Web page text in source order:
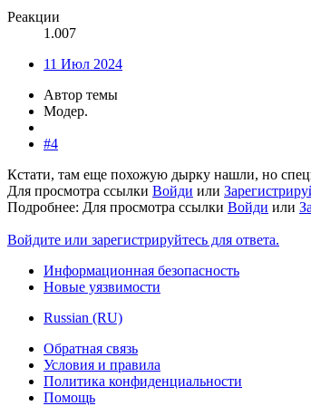
Реакции
1.007
11 Июл 2024
Автор темы
Модер.
#4
Кстати, там еще похожую дырку нашли, но
Для просмотра ссылки Войди или
Подробнее: Для просмотра ссылки Войди или
Войдите или зарегистрируйтесь для ответа.
Информационная безопасность
Новые уязвимости
Russian (RU)
Обратная связь
Условия и правила
Политика конфиденциальности
Помощь